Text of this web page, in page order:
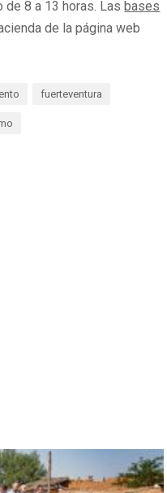
de 8 a 13 horas. Las bases
de la página web
fuerteventura